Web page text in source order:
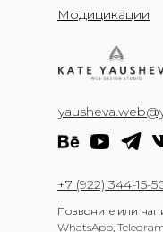
Модицикации
+7 (922) 344-15-
Позвоните или
WhatsApp,